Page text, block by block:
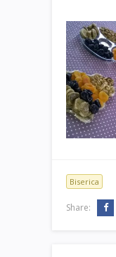
Biserica
Share: